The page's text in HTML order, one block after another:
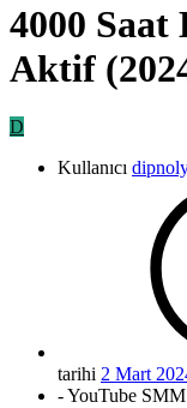
4000 Saat
Aktif
D
Kullanıcı
tarihi 2 Mart
- YouTube